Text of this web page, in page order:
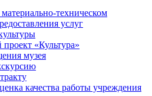
техническом
услуг
«Культура»
музея
качества работы учреждения